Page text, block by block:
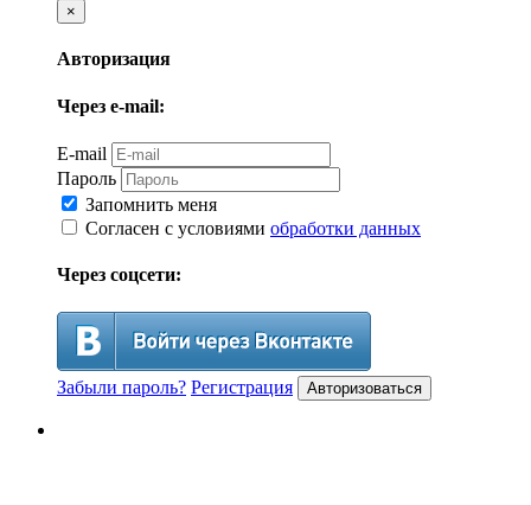
×
Авторизация
Через e-mail:
E-mail
Пароль
Запомнить меня
Согласен с условиями обработки данных
Через соцсети:
Забыли пароль? Регистрация Авторизоваться